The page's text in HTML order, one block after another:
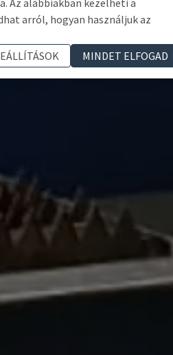
Az alábbiakban kezelheti a
arról, hogyan használjuk az
MINDET ELFOGAD